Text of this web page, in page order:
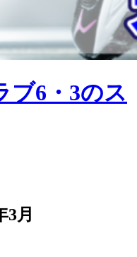
ブ6・3のス
3月